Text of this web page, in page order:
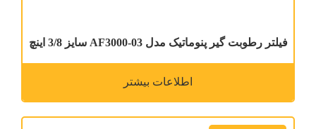
فیلتر رطوبت گیر پنوماتیک مدل AF3000-03 سایز 3/8 اینچ
اطلاعات بیشتر